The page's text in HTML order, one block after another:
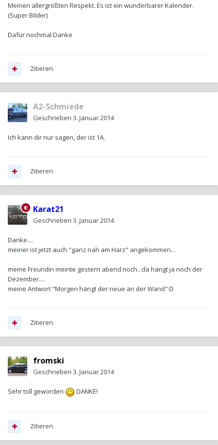
Meinen allergrößten Respekt. Es ist ein wunderbarer Kalender.
(Super Bilder)
Dafür nochmal Danke
Zitieren
A2-Schmiede
Geschrieben 3. Januar 2014
Ich kann dir nur sagen, der ist 1A.
Zitieren
Karat21
Geschrieben 3. Januar 2014
Danke....
meiner ist jetzt auch "ganz nah am Harz" angekommen...
meine Freundin meinte gestern abend noch...da hängt ja noch der
Dezember....
meine Antwort "Morgen hängt der neue an der Wand":D
Zitieren
fromski
Geschrieben 3. Januar 2014
Sehr toll geworden DANKE!
Zitieren